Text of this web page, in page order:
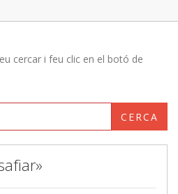
cercar i feu clic en el botó de
CERCA